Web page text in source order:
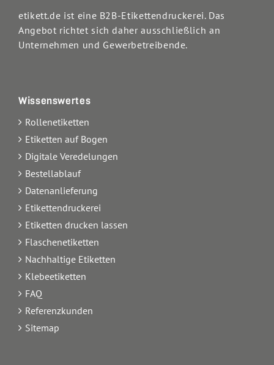
etikett.de ist eine B2B-Etikettendruckerei. Das
Angebot richtet sich daher ausschließlich an
Unternehmen und Gewerbetreibende.
Wissenswertes
Rollenetiketten
Etiketten auf Bogen
Digitale Veredelungen
Bestellablauf
Datenanlieferung
Etikettendruckerei
Etiketten drucken lassen
Flaschenetiketten
Nachhaltige Etiketten
Klebeetiketten
FAQ
Referenzkunden
Sitemap